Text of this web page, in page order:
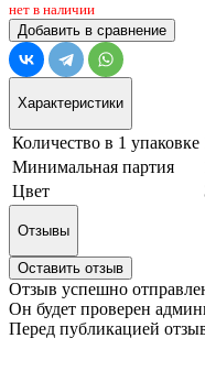
нет в наличии
Добавить в сравнение
Характеристики
Количество в 1 упаковке
Минимальная партия
Цвет
Отзывы
Оставить отзыв
Отзыв успешно
Он будет проверен
Перед публикацией